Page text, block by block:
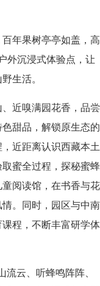
年果树亭亭如盖，高
外沉浸式体验点，让
生活。
近嗅满园花香，品尝
甜品，解锁原生态的
近距离认识西藏本土
蜜全过程，探秘蜜蜂
阅读馆，在书香与花
。同时，园区与中南
程，不断丰富研学体
流云、听蜂鸣阵阵、